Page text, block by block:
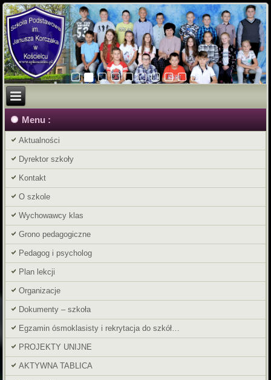
Menu :
Aktualności
Dyrektor szkoły
Kontakt
O szkole
Wychowawcy klas
Grono pedagogiczne
Pedagog i psycholog
Plan lekcji
Organizacje
Dokumenty – szkoła
Egzamin ósmoklasisty i rekrytacja do szkół…
PROJEKTY UNIJNE
AKTYWNA TABLICA